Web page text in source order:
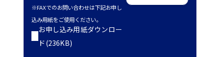
※FAXでのお問い合わせは下記お申し
込み用紙をご使用ください。
お申し込み用紙ダウンロー
ド(236KB)